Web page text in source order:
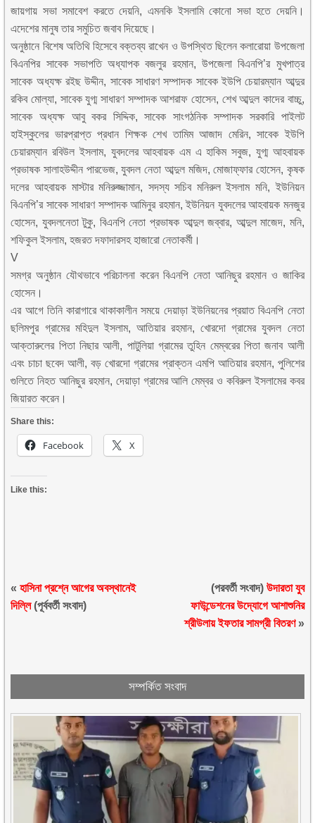
জায়গায় সভা সমাবেশ করতে দেয়নি, এমনকি ইসলামি কোনো সভা হতে দেয়নি।
এদেশের মানুষ তার সমুচিত জবাব দিয়েছে।
অনুষ্ঠানে বিশেষ অতিথি হিসেবে বক্তব্য রাখেন ও উপস্থিত ছিলেন কলারোয়া উপজেলা
বিএনপির সাবেক সভাপতি অধ্যাপক বজলুর রহমান, উপজেলা বিএনপি’র মুখপাত্র
সাবেক অধ্যক্ষ রইছ উদ্দীন, সাবেক সাধারণ সম্পাদক সাবেক ইউপি চেয়ারম্যান আব্দুর
রকিব মোল্যা, সাবেক যুগ্ম সাধারণ সম্পাদক আশরাফ হোসেন, শেখ আব্দুল কাদের বাচ্চু,
সাবেক অধ্যক্ষ আবু বকর সিদ্দিক, সাবেক সাংগঠনিক সম্পাদক সরকারি পাইলট
হাইস্কুলের ভারপ্রাপ্ত প্রধান শিক্ষক শেখ তামিম আজাদ মেরিন, সাবেক ইউপি
চেয়ারম্যান রবিউল ইসলাম, যুবদলের আহবায়ক এম এ হাকিম সবুজ, যুগ্ম আহবায়ক
প্রভাষক সালাহউদ্দীন পারভেজ, যুবদল নেতা আব্দুল মজিদ, মোজাফ্ফার হোসেন, কৃষক
দলের আহবায়ক মাস্টার মনিরুজ্জামান, সদস্য সচিব মনিরুল ইসলাম মনি, ইউনিয়ন
বিএনপি’র সাবেক সাধারণ সম্পাদক আমিনুর রহমান, ইউনিয়ন যুবদলের আহবায়ক মনজুর
হোসেন, যুবদলনেতা টুকু, বিএনপি নেতা প্রভাষক আব্দুল জব্বার, আব্দুল মাজেদ, মনি,
শফিকুল ইসলাম, হজরত দফাদারসহ হাজারো নেতাকর্মী।
V
সমগ্র অনুষ্ঠান যৌথভাবে পরিচালনা করেন বিএনপি নেতা আনিছুর রহমান ও জাকির
হোসেন।
এর আগে তিনি কারাগারে থাকাকালীন সময়ে দেয়াড়া ইউনিয়নের প্রয়াত বিএনপি নেতা
ছলিমপুর গ্রামের মহিদুল ইসলাম, আতিয়ার রহমান, খোরদো গ্রামের যুবদল নেতা
আক্তারুলের পিতা নিছার আলী, পাটুলিয়া গ্রামের তুহিন মেম্বরের পিতা জনাব আলী
এবং চাচা ছবেদ আলী, বড় খোরদো গ্রামের প্রাক্তন এমপি আতিয়ার রহমান, পুলিশের
গুলিতে নিহত আনিছুর রহমান, দেয়াড়া গ্রামের আলি মেম্বর ও কবিরুল ইসলামের কবর
জিয়ারত করেন।
Share this:
Facebook X
Like this:
«হাসিনা প্রশ্নে আগের অবস্থানেই
দিল্লি(পূর্ববর্তী সংবাদ)
(পরবর্তী সংবাদ) উদারতা যুব
ফাউন্ডেশনের উদ্যোগে আশাশুনির
শ্রীউলায় ইফতার সামগ্রী বিতরণ»
সম্পর্কিত সংবাদ